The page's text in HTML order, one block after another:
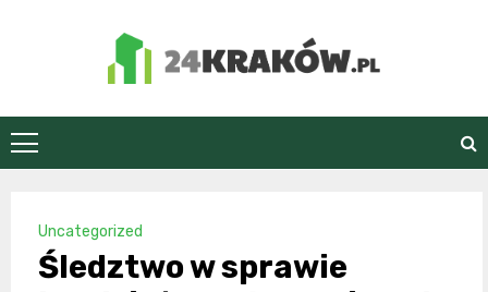
24Kraków.pl
Uncategorized
Śledztwo w sprawie